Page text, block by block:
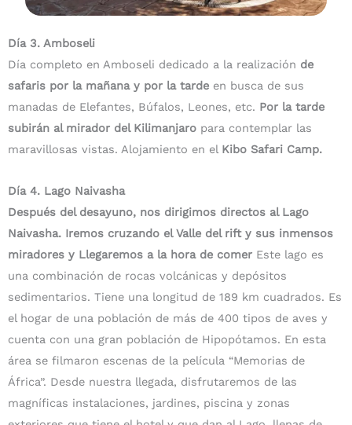
Día 3. Amboseli
Día completo en Amboseli dedicado a la realización de
safaris por la mañana y por la tarde en busca de sus
manadas de Elefantes, Búfalos, Leones, etc. Por la tarde
subirán al mirador del Kilimanjaro para contemplar las
maravillosas vistas. Alojamiento en el Kibo Safari Camp.
Día 4. Lago Naivasha
Después del desayuno, nos dirigimos directos al Lago
Naivasha. Iremos cruzando el Valle del rift y sus inmensos
miradores y Llegaremos a la hora de comer Este lago es
una combinación de rocas volcánicas y depósitos
sedimentarios. Tiene una longitud de 189 km cuadrados. Es
el hogar de una población de más de 400 tipos de aves y
cuenta con una gran población de Hipopótamos. En esta
área se filmaron escenas de la película “Memorias de
África”. Desde nuestra llegada, disfrutaremos de las
magníficas instalaciones, jardines, piscina y zonas